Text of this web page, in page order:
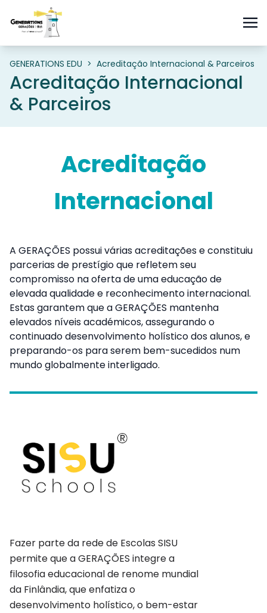
GENERATIONS EDU > Acreditação Internacional & Parceiros
Acreditação Internacional
& Parceiros
Acreditação
Internacional
A GERAÇÕES possui várias acreditações e constituiu
parcerias de prestígio que refletem seu
compromisso na oferta de uma educação de
elevada qualidade e reconhecimento internacional.
Estas garantem que a GERAÇÕES mantenha
elevados níveis académicos, assegurando o
continuado desenvolvimento holístico dos alunos, e
preparando-os para serem bem-sucedidos num
mundo globalmente interligado.
Fazer parte da rede de Escolas SISU
permite que a GERAÇÕES integre a
filosofia educacional de renome mundial
da Finlândia, que enfatiza o
desenvolvimento holístico, o bem-estar